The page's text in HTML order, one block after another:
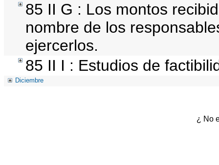
85 II G : Los montos
nombre de los
ejercerlos.
85 II I : Estudios de
Diciembre
¿ No